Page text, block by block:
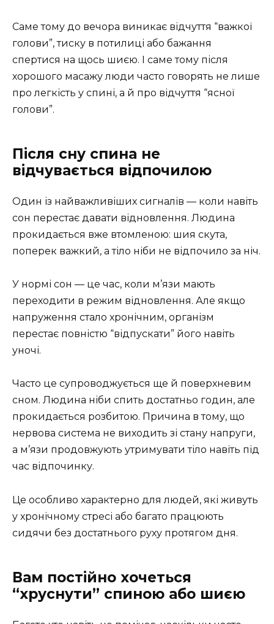
Саме тому до вечора виникає відчуття “важкої
голови”, тиску в потилиці або бажання
спертися на щось шиєю. І саме тому після
хорошого масажу люди часто говорять не лише
про легкість у спині, а й про відчуття “ясної
голови”.
Після сну спина не
відчувається відпочилою
Один із найважливіших сигналів — коли навіть
сон перестає давати відновлення. Людина
прокидається вже втомленою: шия скута,
поперек важкий, а тіло ніби не відпочило за ніч.
У нормі сон — це час, коли м’язи мають
переходити в режим відновлення. Але якщо
напруження стало хронічним, організм
перестає повністю “відпускати” його навіть
уночі.
Часто це супроводжується ще й поверхневим
сном. Людина ніби спить достатньо годин, але
прокидається розбитою. Причина в тому, що
нервова система не виходить зі стану напруги,
а м’язи продовжують утримувати тіло навіть під
час відпочинку.
Це особливо характерно для людей, які живуть
у хронічному стресі або багато працюють
сидячи без достатнього руху протягом дня.
Вам постійно хочеться
“хруснути” спиною або шиєю